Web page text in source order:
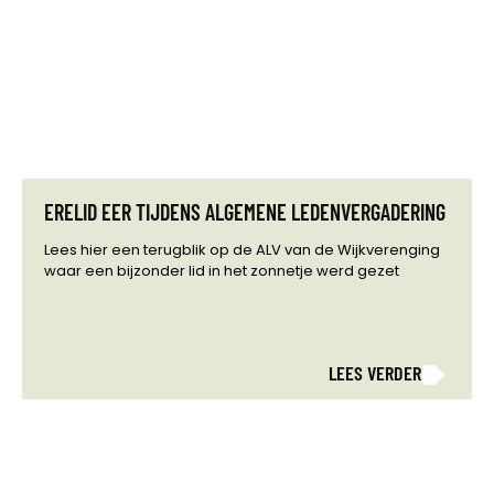
ERELID EER TIJDENS ALGEMENE LEDENVERGADERING
Lees hier een terugblik op de ALV van de Wijkverenging
waar een bijzonder lid in het zonnetje werd gezet
LEES VERDER